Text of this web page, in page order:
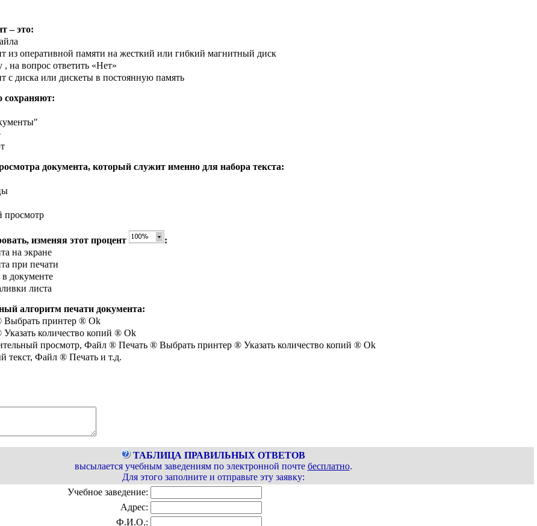
– это:
из оперативной памяти на жесткий или гибкий магнитный диск
, на вопрос ответить «Нет»
с диска или дискеты в постоянную память
сохраняют:
документа, который служит именно для набора текста:
просмотр
изменяя этот процент
:
на экране
при печати
документе
листа
алгоритм печати документа:
Выбрать принтер ® Ok
Указать количество копий ® Ok
просмотр, Файл ® Печать ® Выбрать принтер ® Указать количество копий ® Ok
текст, Файл ® Печать и т.д.
ТАБЛИЦА ПРАВИЛЬНЫХ ОТВЕТОВ
высылается учебным заведениям по электронной почте бесплатно.
Для этого заполните и отправьте эту заявку:
Учебное заведение:
Адрес:
Ф.И.О.: